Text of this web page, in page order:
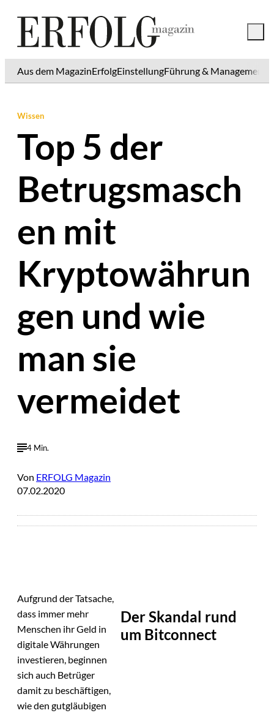
Aus dem MagazinErfolgEinstellungFührung & Management
Wissen
Top 5 der
Betrugsmasch
en mit
Kryptowährun
gen und wie
man sie
vermeidet
4 Min.
Von ERFOLG Magazin
07.02.2020
Aufgrund der Tatsache,
dass immer mehr
Menschen ihr Geld in
digitale Währungen
investieren, beginnen
sich auch Betrüger
damit zu beschäftigen,
wie den gutgläubigen
Der Skandal rund
um Bitconnect